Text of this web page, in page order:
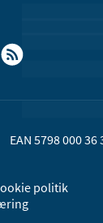
EAN 5798 000 36
politik